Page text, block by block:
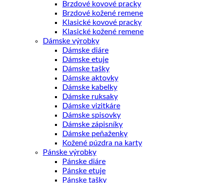
Brzdové kovové pracky
Brzdové kožené remene
Klasické kovové pracky
Klasické kožené remene
Dámske výrobky
Dámske diáre
Dámske etuje
Dámske tašky
Dámske aktovky
Dámske kabelky
Dámske ruksaky
Dámske vizitkáre
Dámske spisovky
Dámske zápisníky
Dámske peňaženky
Kožené púzdra na karty
Pánske výrobky
Pánske diáre
Pánske etuje
Pánske tašky